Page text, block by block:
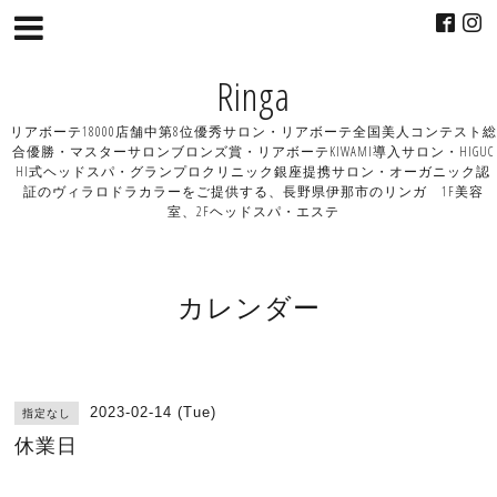
Ringa
リアボーテ18000店舗中第8位優秀サロン・リアボーテ全国美人コンテスト総
合優勝・マスターサロンブロンズ賞・リアボーテKIWAMI導入サロン・HIGUC
HI式ヘッドスパ・グランプロクリニック銀座提携サロン・オーガニック認
証のヴィラロドラカラーをご提供する、長野県伊那市のリンガ 1F美容
室、2Fヘッドスパ・エステ
カレンダー
指定なし 2023-02-14 (Tue)
休業日